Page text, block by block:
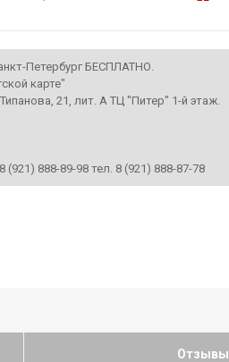
Петербург БЕСПЛАТНО.
карте"
21, лит. А ТЦ "Питер" 1-й этаж.
(921) 888-89-98 тел. 8 (921) 888-87-78
Отзывы